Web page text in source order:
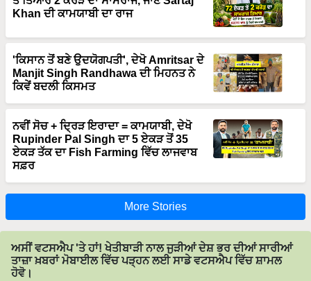
'ਕਿਸਾਨ ਤੋਂ ਬਣੇ ਉਦਯੋਗਪਤੀ', ਦੇਖੋ Amritsar ਦੇ
Manjit Singh Randhawa ਦੀ ਮਿਹਨਤ ਨੇ
ਕਿਵੇਂ ਬਦਲੀ ਕਿਸਮਤ
ਨਵੀਂ ਸੋਚ + ਦ੍ਰਿੜ ਇਰਾਦਾ = ਕਾਮਯਾਬੀ, ਦੇਖੋ
Rupinder Pal Singh ਦਾ 5 ਏਕੜ ਤੋਂ 35
ਏਕੜ ਤੱਕ ਦਾ Fish Farming ਵਿੱਚ ਲਾਜਵਾਬ
ਸਫ਼ਰ
More Stories
ਤਾਜ਼ਾ ਖ਼ਬਰਾਂ ਮੋਬਾਈਲ ਵਿੱਚ ਪੜ੍ਹਨ ਲਈ ਸਾਡੇ ਵਟਸਐਪ ਵਿੱਚ ਸ਼ਾਮਲ
ਹੋਵੋ।